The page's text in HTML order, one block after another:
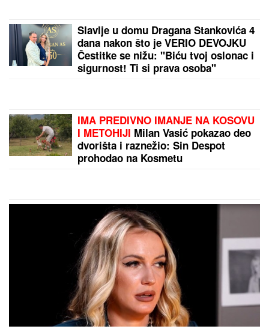
Slavlje u domu Dragana Stankovića 4
dana nakon što je VERIO DEVOJKU
Čestitke se nižu: "Biću tvoj oslonac i
sigurnost! Ti si prava osoba"
IMA PREDIVNO IMANJE NA KOSOVU
I METOHIJI Milan Vasić pokazao deo
dvorišta i raznežio: Sin Despot
prohodao na Kosmetu